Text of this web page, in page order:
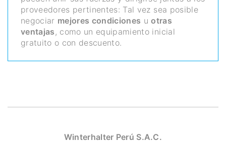
proveedores pertinentes: Tal vez sea posible
negociar mejores condiciones uotras
ventajas, como un equipamiento inicial
gratuito o con descuento.
Winterhalter Perú S.A.C.